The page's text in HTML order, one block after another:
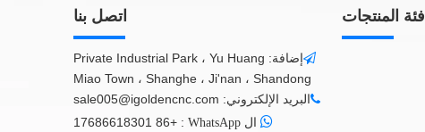
فئة المنتجات اتصل بنا

إضافة: Private Industrial Park ، Yu Huang
Miao Town ، Shanghe ، Ji'nan ، Shandong
البريد الإلكتروني: sale005@igoldencnc.com

ال WhatsApp :
+86 17686618301